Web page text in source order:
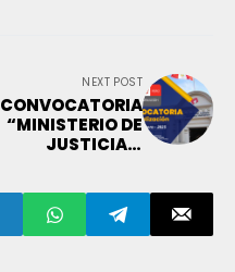
NEXT POST
CONVOCATORIA
“MINISTERIO DE
JUSTICIA Y
ENERO 2026”